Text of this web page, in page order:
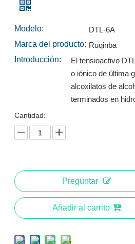
Preguntar
Modelo:
DTL-6A
Marca del producto: Ruqinba
Introducción:
El tensioactivo
o iónico de última
alcoxilatos de
terminados en
Cantidad:
Preguntar
Añadir al carrito